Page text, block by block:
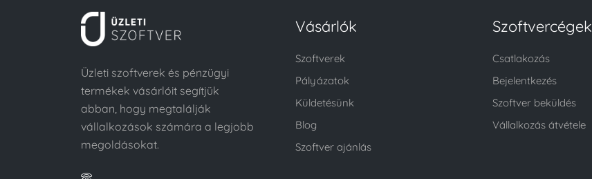
Üzleti szoftverek és pénzügyi
termékek vásárlóit segítjük
abban, hogy megtalálják
vállalkozások számára a legjobb
megoldásokat.
Vásárlók
Szoftverek
Pályázatok
Küldetésünk
Blog
Szoftver ajánlás
Szoftvercégek
Csatlakozás
Bejelentkezés
Szoftver beküldés
Vállalkozás átvétele